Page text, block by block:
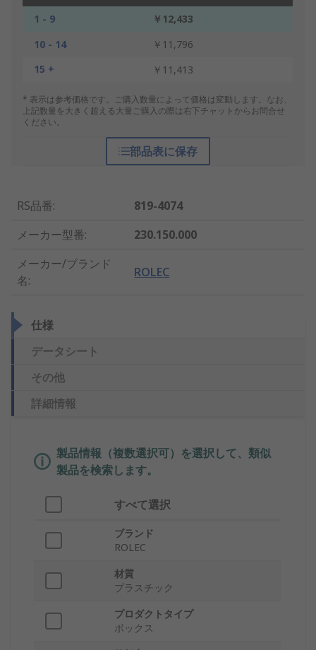
1 - 9
￥12,433
10 - 14
￥11,796
15 +
￥11,413
* 表示は参考価格です。ご購入数量によって価格は変動します。なお、
上記数量を大きく超える大量ご購入の際は右下チャットからお問合せ
ください。
部品表に保存
RS品番:
819-4074
メーカー型番:
230.150.000
メーカー/ブランド
名:
ROLEC
仕様
データシート
その他
詳細情報
製品情報（複数選択可）を選択して、類似
製品を検索します。
すべて選択
ブランド
ROLEC
材質
プラスチック
プロダクトタイプ
ボックス